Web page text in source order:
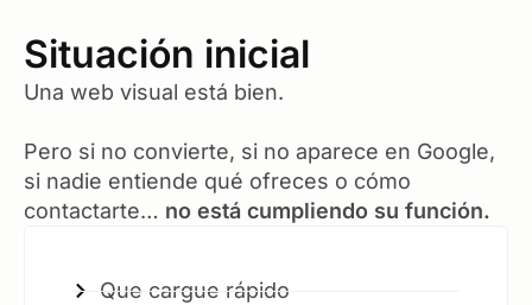
Situación inicial
Una web visual está bien.
Pero si no convierte, si no aparece en Google,
si nadie entiende qué ofreces o cómo
contactarte… no está cumpliendo su función.
Que cargue rápido